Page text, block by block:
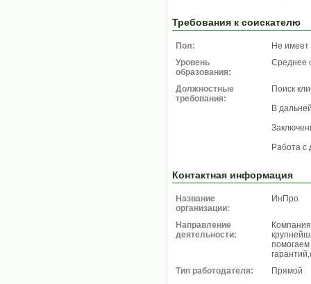
Требования к соискателю
Пол:
Не имеет
Уровень
образования:
Среднее
Должностные
требования:
Поиск
В
Работа с
Контактная информация
Название
организации:
ИнПро
Направление
деятельности:
помогаем
Тип работодателя:
Прямой